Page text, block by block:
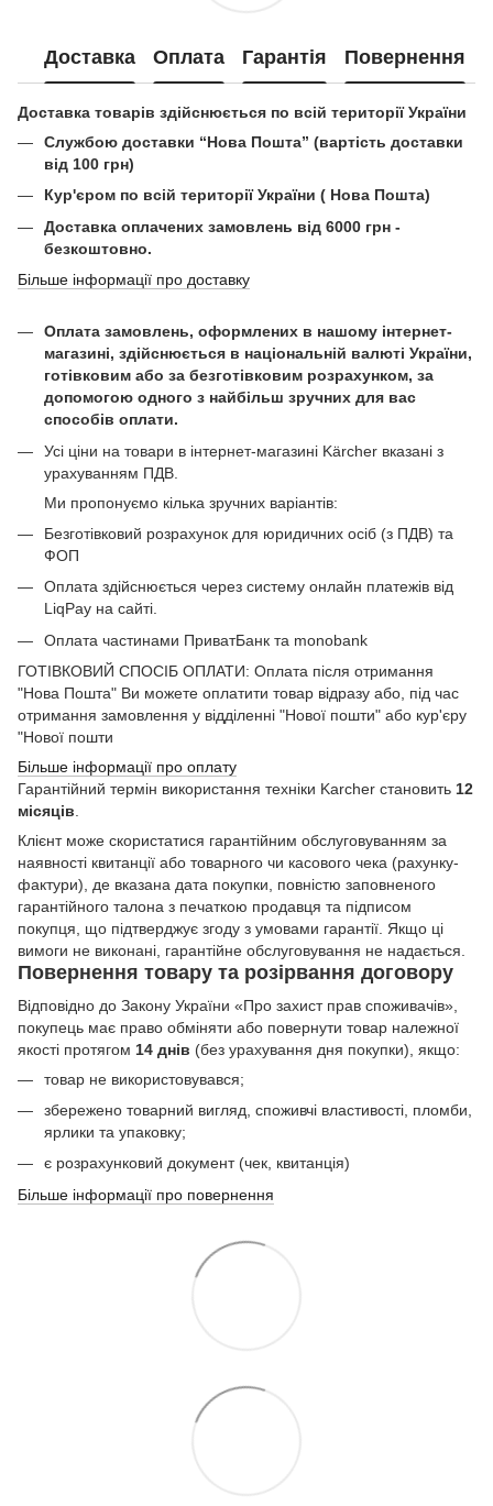
Доставка Оплата Гарантія Повернення
Доставка товарів здійснюється по всій території України
Службою доставки “Нова Пошта” (вартість доставки
від 100 грн)
Кур'єром по всій території України ( Нова Пошта)
Доставка оплачених замовлень від 6000 грн -
безкоштовно.
Більше інформації про доставку
Оплата замовлень, оформлених в нашому інтернет-
магазині, здійснюється в національній валюті України,
готівковим або за безготівковим розрахунком, за
допомогою одного з найбільш зручних для вас
способів оплати.
Усі ціни на товари в інтернет-магазині Kärcher вказані з
урахуванням ПДВ.
Ми пропонуємо кілька зручних варіантів:
Безготівковий розрахунок для юридичних осіб (з ПДВ) та
ФОП
Оплата здійснюється через систему онлайн платежів від
LiqPay на сайті.
Оплата частинами ПриватБанк та monobank
ГОТІВКОВИЙ СПОСІБ ОПЛАТИ: Оплата після отримання
"Нова Пошта" Ви можете оплатити товар відразу або, під час
отримання замовлення у відділенні "Нової пошти" або кур'єру
"Нової пошти
Більше інформації про оплату
Гарантійний термін використання техніки Karcher становить 12
місяців
Клієнт може скористатися гарантійним обслуговуванням за
наявності квитанції або товарного чи касового чека (рахунку-
фактури), де вказана дата покупки, повністю заповненого
гарантійного талона з печаткою продавця та підписом
покупця, що підтверджує згоду з умовами гарантії. Якщо ці
вимоги не виконані, гарантійне обслуговування не надається.
Повернення товару та розірвання договору
Відповідно до Закону України «Про захист прав споживачів»,
покупець має право обміняти або повернути товар належної
якості протягом 14 днів (без урахування дня покупки), якщо:
товар не використовувався;
збережено товарний вигляд, споживчі властивості, пломби,
ярлики та упаковку;
є розрахунковий документ (чек, квитанція)
Більше інформації про повернення